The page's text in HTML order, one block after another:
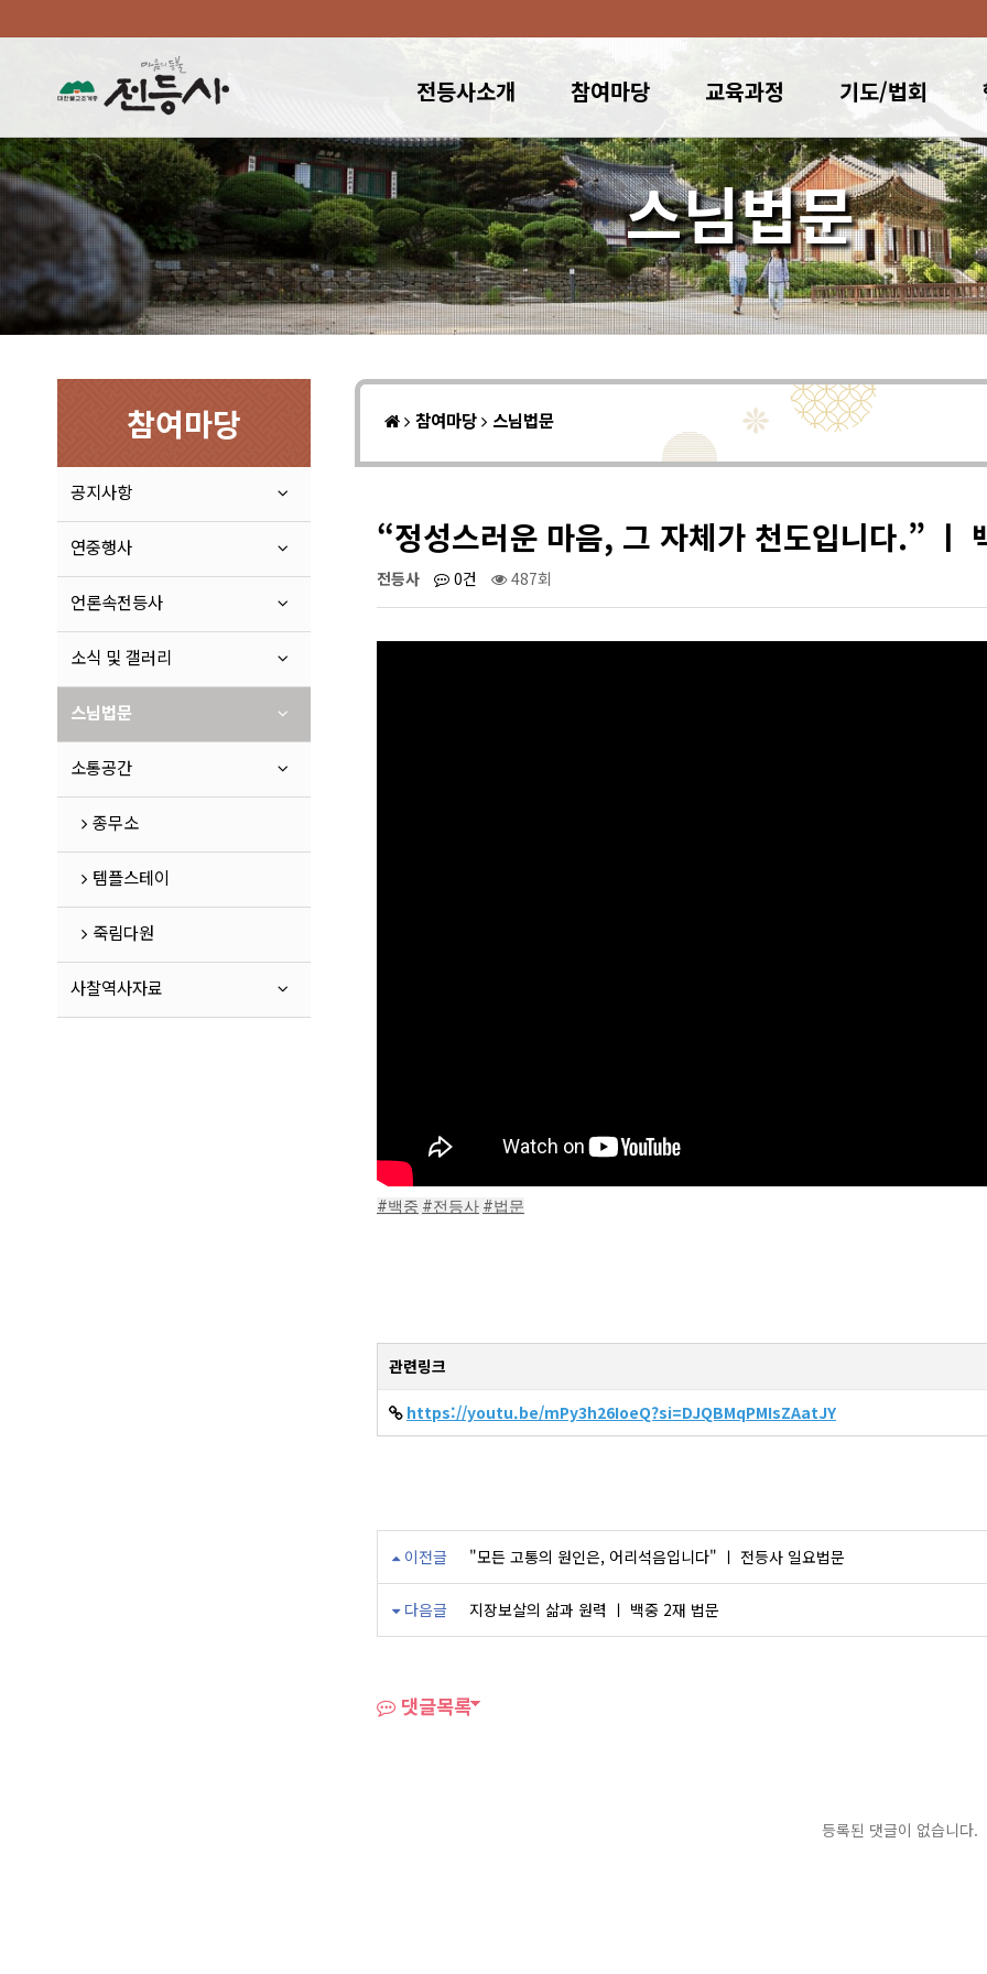
전등사소개 참여마당 교육과정 기도/법회
스님법문
참여마당
공지사항
연중행사
언론속전등사
소식 및 갤러리
스님법문
소통공간
종무소
템플스테이
죽림다원
사찰역사자료
참여마당 스님법문
“정성스러운 마음, 그 자체가 천도입니다.” ㅣ
전등사 0건 487회
#백중 #전등사 #법문
관련링크
https://youtu.be/mPy3h26IoeQ?si=DJQBMqPMIsZAatJY
이전글 "모든 고통의 원인은, 어리석음입니다" ㅣ 전등사 일요법문
다음글 지장보살의 삶과 원력 ㅣ 백중 2재 법문
댓글목록
등록된 댓글이 없습니다.